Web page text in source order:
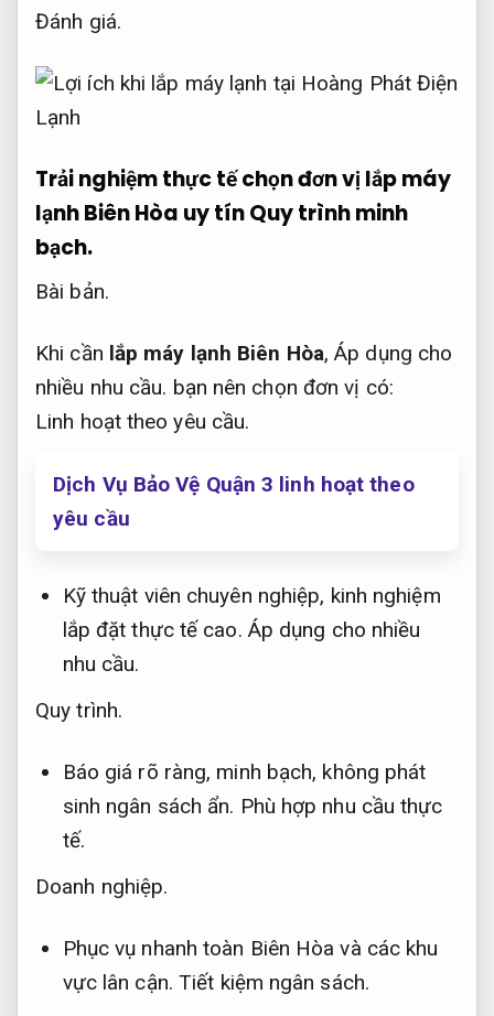
Đánh giá.
Trải nghiệm thực tế chọn đơn vị lắp máy
lạnh Biên Hòa uy tínQuy trình minh
bạch.
Bài bản.
Khi cần lắp máy lạnh Biên Hòa,Áp dụng cho
nhiều nhu cầu. bạn nên chọn đơn vị có:
Linh hoạt theo yêu cầu.
Dịch Vụ Bảo Vệ Quận 3 linh hoạt theo
yêu cầu
Kỹ thuật viên chuyên nghiệp, kinh nghiệm
lắp đặt thực tế cao. Áp dụng cho nhiều
nhu cầu.
Quy trình.
Báo giá rõ ràng, minh bạch, không phát
sinh ngân sách ẩn. Phù hợp nhu cầu thực
tế.
Doanh nghiệp.
Phục vụ nhanh toàn Biên Hòa và các khu
vực lân cận. Tiết kiệm ngân sách.